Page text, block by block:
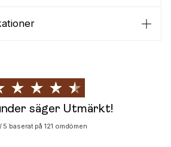
säger Utmärkt!
5 baserat på 121 omdömen